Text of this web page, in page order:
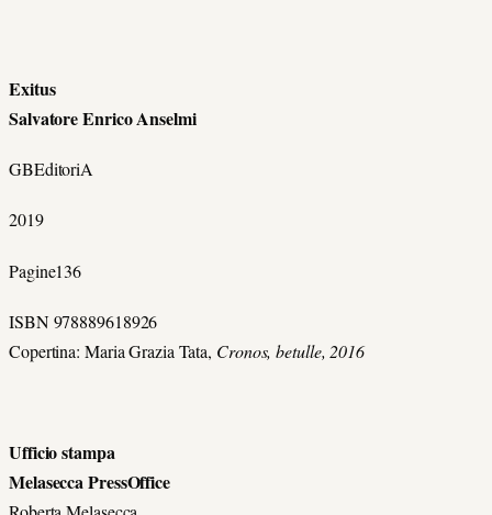
Exitus
Salvatore Enrico Anselmi
GBEditoriA
2019
Pagine136
ISBN 978889618926
Copertina: Maria Grazia Tata, Cronos, betulle, 2016
Ufficio stampa
Melasecca PressOffice